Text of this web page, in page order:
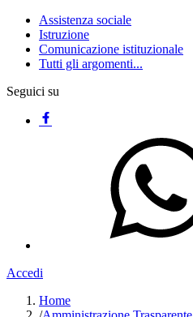
Assistenza sociale
Istruzione
Comunicazione istituzionale
Tutti gli argomenti...
Seguici su
Accedi
Home